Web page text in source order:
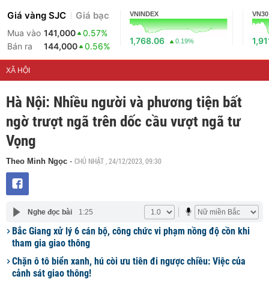
Giá vàng SJC Giá bạc
Mua vào 141,000
0.57%
Bán ra
144,000 0.56%
VNINDEX
1,768.06 0.19%
VN30
XÃ HỘI
Hà Nội: Nhiều người và phương tiện bất
ngờ trượt ngã trên dốc cầu vượt ngã tư
Vọng
Theo Minh Ngọc - CHỦ NHẬT , 24/12/2023, 09:30
Nghe đọc bài 1:25
Bắc Giang xử lý 6 cán bộ, công chức vi phạm nồng độ cồn khi
tham gia giao thông
Chặn ô tô biển xanh, hú còi ưu tiên đi ngược chiều: Việc của
cảnh sát giao thông!